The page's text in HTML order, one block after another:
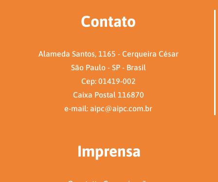
Contato
Alameda Santos, 1165 - Cerqueira César
São Paulo - SP - Brasil
Cep: 01419-002
Caixa Postal 116870
e-mail: aipc@aipc.com.br
Imprensa